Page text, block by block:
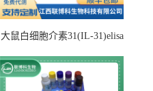
大鼠白细胞介素31(IL-31)elisa